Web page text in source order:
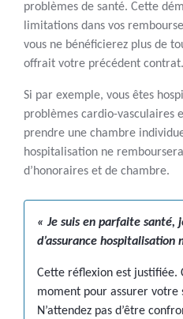
problèmes de santé. Cette
limitations dans vos
vous ne bénéficierez plus de
offrait votre précédent contrat.
Si par exemple, vous êtes
problèmes cardio-vasculaires
prendre une chambre
hospitalisation ne
d’honoraires et de chambre.
« Je suis en parfaite santé,
d’assurance hospitalisation
Cette réflexion est justifiée.
moment pour assurer votre
N’attendez pas d’être